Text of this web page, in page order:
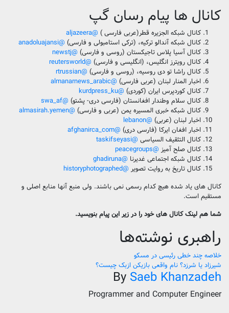
کانال ها پیام رسان گپ
کانال شبکه الجزیره قطر(عربی فارسی ) @aljazeera
کانال شبکه آندالو ترکیه، (ترکی استامبولی و فارسی) @anadoluajansi
کانال آسیا پلاس تاجیکستان (روسی و فارسی) @newstj
کانال رویترز انگلیس، (انگلیسی و فارسی) @reutersworld
کانال راشا تو دی روسیه، (روسی و فارسی) @rtrussian
اخبار المنار لبنان (عربی فارسی) @almanarnews_arabic
کانال کوردپرس ایران (کوردی) @kurdpress_ku
کانال سلام وطندار افغانستان (فارسی دری- پشتو) @swa_af
کانال شبکه خبری المسیره یمن (عربی و فارسی) @almasirah.yemen
اخبار لبنان (عربی) @lebanon
اخبار افغان ایرکا (فارسی دری) @afghanirca_com
کانال التثقیف السیاسی @taskifseyasi
کانال صلح آمیز @peacegroups
کانال شبکه اجتماعی غدیرنا @ghadiruna
کانال تاریخ به روایت تصویر @historyphotographed
کانال های یاد شده هیچ کدام رسمی نمی باشند. ولی منبع آنها منابع اصلی و
مستقیم است.
شما هم لینک کانال های خود را در زیر این پیام بنویسید.
راهبری نوشته‌ها
خلاصه چند خطی رئیسی در مسکو
شیرزاد یا شرزد؟ نام واقعی بازیکن ازبک چیست؟
BySaeb Khanzadeh
Programmer and Computer Engineer